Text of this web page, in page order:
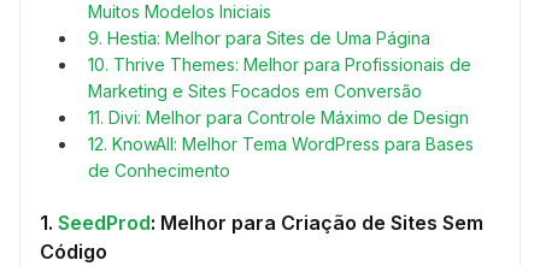
Muitos Modelos Iniciais
9. Hestia: Melhor para Sites de Uma Página
10. Thrive Themes: Melhor para Profissionais de
Marketing e Sites Focados em Conversão
11. Divi: Melhor para Controle Máximo de Design
12. KnowAll: Melhor Tema WordPress para Bases
de Conhecimento
1. SeedProd: Melhor para Criação de Sites Sem
Código